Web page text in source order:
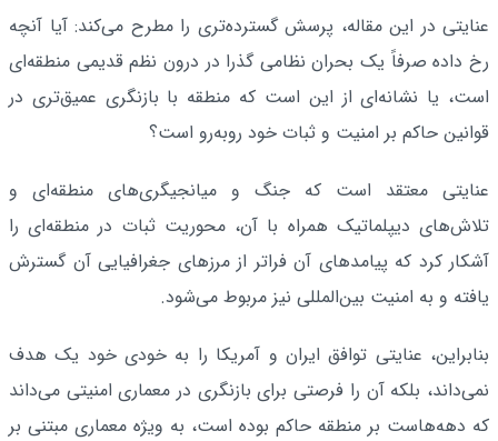
عنایتی در این مقاله، پرسش گسترده‌تری را مطرح می‌کند: آیا آنچه
رخ داده صرفاً یک بحران نظامی گذرا در درون نظم قدیمی منطقه‌ای
است، یا نشانه‌ای از این است که منطقه با بازنگری عمیق‌تری در
قوانین حاکم بر امنیت و ثبات خود روبه‌رو است؟
عنایتی معتقد است که جنگ و میانجیگری‌های منطقه‌ای و
تلاش‌های دیپلماتیک همراه با آن، محوریت ثبات در منطقه‌ای را
آشکار کرد که پیامدهای آن فراتر از مرزهای جغرافیایی آن گسترش
یافته و به امنیت بین‌المللی نیز مربوط می‌شود.
بنابراین، عنایتی توافق ایران و آمریکا را به خودی خود یک هدف
نمی‌داند، بلکه آن را فرصتی برای بازنگری در معماری امنیتی می‌داند
که دهه‌هاست بر منطقه حاکم بوده است، به ویژه معماری مبتنی بر